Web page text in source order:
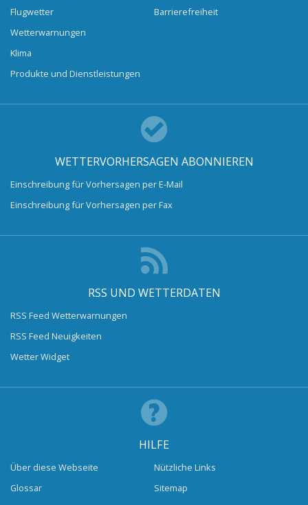
Flugwetter
Wetterwarnungen
Klima
Produkte und Dienstleistungen
Barrierefreiheit
WETTERVORHERSAGEN ABONNIEREN
Einschreibung für Vorhersagen per E-Mail
Einschreibung für Vorhersagen per Fax
RSS UND WETTERDATEN
RSS Feed Wetterwarnungen
RSS Feed Neuigkeiten
Wetter Widget
HILFE
Über diese Webseite
Glossar
Nützliche Links
Sitemap